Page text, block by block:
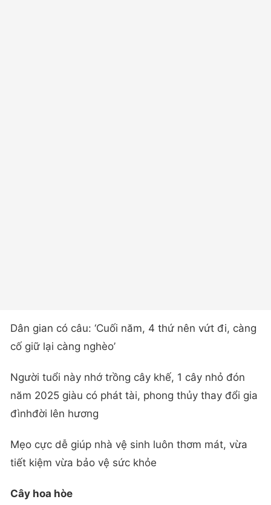
Dân gian có câu: ‘Cuối năm, 4 thứ nên vứt đi, càng
cố giữ lại càng nghèo’
Người tuổi này nhớ trồng cây khế, 1 cây nhỏ đón
năm 2025 giàu có phát tài, phong thủy thay đổi gia
đìnhđời lên hương
Mẹo cực dễ giúp nhà vệ sinh luôn thơm mát, vừa
tiết kiệm vừa bảo vệ sức khỏe
Cây hoa hòe